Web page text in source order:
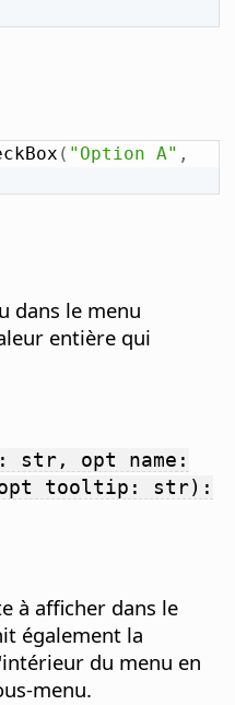
( "Option A" ,
dans le menu
entière qui
str, opt name:
tooltip: str):
à afficher dans le
également la
du menu en
menu.